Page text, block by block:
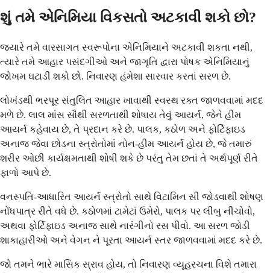
શું તમે એનિમિયા વિકસતો અટકાવી શકો છો?
જ્યારે તમે વારસાગત સ્વરૂપોના એનિમિયાને અટકાવી શકતા નથી,
ત્યારે તમે આહાર પસંદગીઓ અને જાગૃતિ દ્વારા પોષક એનિમિયાનું
જોખમ ઘટાડી શકો છો. નિવારણ હંમેશા સારવાર કરતાં સરળ છે.
લોખંડથી ભરપૂર સંતુલિત આહાર ખાવાથી સ્વસ્થ રક્ત જાળવવામાં મદદ
મળે છે. લાલ માંસ સૌથી સરળતાથી શોષાય તેવું આયર્ન, જેને હીમ
આયર્ન કહેવાય છે, તે પ્રદાન કરે છે. પાલક, કઠોળ અને ફોર્ટિફાઇડ
અનાજ જેવા છોડના સ્ત્રોતોમાં નોન-હીમ આયર્ન હોય છે, જે તમારું
શરીર ઓછી કાર્યક્ષમતાથી શોષી શકે છે પરંતુ તેમ છતાં તે અર્થપૂર્ણ રીતે
ફાળો આપે છે.
વનસ્પતિ-આધારિત આયર્ન સ્ત્રોતો સાથે વિટામિન સી જોડવાથી શોષણ
નોંધપાત્ર રીતે વધે છે. કઠોળમાં ટામેટાં ઉમેરો, પાલક પર લીંબુ નીચોવો,
અથવા ફોર્ટિફાઇડ અનાજ સાથે નારંગીનો રસ પીવો. આ સરળ જોડી
શાકાહારીઓ અને વેગન ને પૂરતા આયર્ન સ્તર જાળવવામાં મદદ કરે છે.
જો તમને ભારે માસિક સ્રાવ હોય, તો નિવારણ વ્યૂહરચના વિશે તમારા